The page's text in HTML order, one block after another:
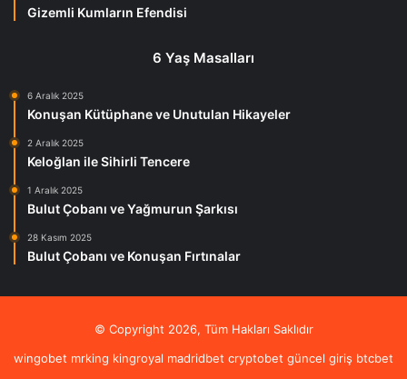
Gizemli Kumların Efendisi
6 Yaş Masalları
6 Aralık 2025
Konuşan Kütüphane ve Unutulan Hikayeler
2 Aralık 2025
Keloğlan ile Sihirli Tencere
1 Aralık 2025
Bulut Çobanı ve Yağmurun Şarkısı
28 Kasım 2025
Bulut Çobanı ve Konuşan Fırtınalar
© Copyright 2026, Tüm Hakları Saklıdır
wingobet mrking kingroyal madridbet cryptobet güncel giriş btcbet